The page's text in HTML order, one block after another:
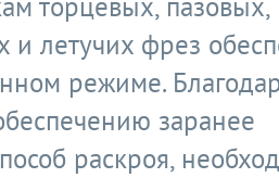
и летучих фрез
режиме.
заранее
раскроя,